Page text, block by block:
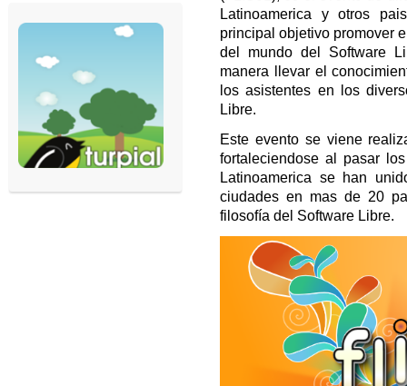
Latinoamerica y otros
principal objetivo promover
del mundo del Software
manera llevar el
los asistentes en los
Libre.
Este evento se viene
fortaleciendose al pasar
Latinoamerica se han
ciudades en mas de 20
filosofía del Software Libre.